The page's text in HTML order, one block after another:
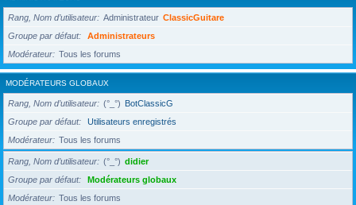
Rang, Nom d’utilisateur Administrateur ClassicGuitare
Groupe par défaut
Administrateurs
Modérateur
Tous les forums
MODÉRATEURS GLOBAUX
Rang, Nom d’utilisateur (°_°) BotClassicG
Groupe par défaut
Utilisateurs enregistrés
Modérateur
Tous les forums
Rang, Nom d’utilisateur (°_°) didier
Groupe par défaut
Modérateurs globaux
Modérateur
Tous les forums